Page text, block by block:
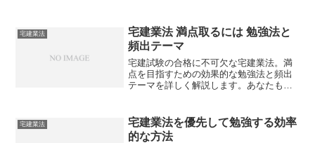
宅建業法
宅建業法 満点取るには 勉強法と
頻出テーマ
宅建試験の合格に不可欠な宅建業法。満
点を目指すための効果的な勉強法と頻出
テーマを詳しく解説します。あなたも宅
宅建業法
宅建業法を優先して勉強する効率
的な方法